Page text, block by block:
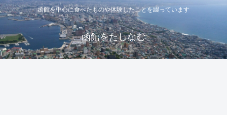
函館を中心に食べたものや体験したことを綴っています
函館をたしなむ